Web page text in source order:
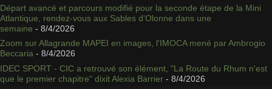
Départ avancé et parcours modifié pour la seconde étape de la Mini
Atlantique, rendez-vous aux Sables d'Olonne dans une
semaine - 8/4/2026
Zoom sur Allagrande MAPEI en images, l'IMOCA mené par Ambrogio
Beccaria - 8/4/2026
IDEC SPORT - CIC a retrouvé son élément, "La Route du Rhum n'est
que le premier chapitre" dixit Alexia Barrier - 8/4/2026